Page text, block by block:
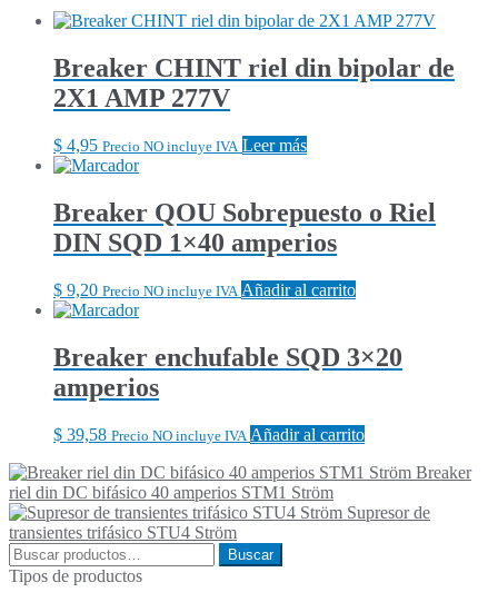
Breaker CHINT riel din bipolar de
2X1 AMP 277V
$ 4,95 Precio NO incluye IVA Leer más
Breaker QOU Sobrepuesto o Riel
DIN SQD 1×40 amperios
$ 9,20 Precio NO incluye IVA Añadir al carrito
Breaker enchufable SQD 3×20
amperios
$ 39,58 Precio NO incluye IVA Añadir al carrito
Breaker
riel din DC bifásico 40 amperios STM1 Ström
Supresor de
transientes trifásico STU4 Ström
Buscar
por:
Buscar
Tipos de productos